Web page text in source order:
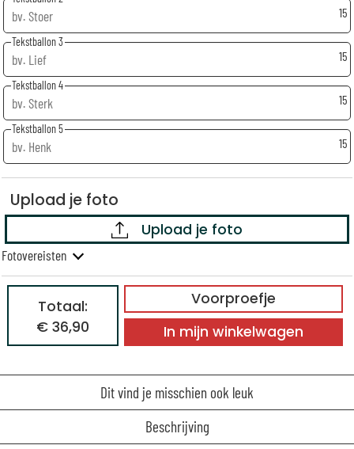
15
Tekstballon 3
15
Tekstballon 4
15
Tekstballon 5
15
Upload je foto
Upload je foto
Fotovereisten
Voorproefje
Totaal:
€ 36,90
In mijn winkelwagen
Dit vind je misschien ook leuk
Beschrijving